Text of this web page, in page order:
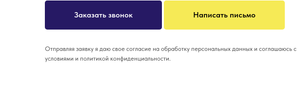
Заказать звонок Написать письмо
Отправляя заявку я даю свое согласие на обработку персональных данных и соглашаюсь с
условиями и политикой конфиденциальности.